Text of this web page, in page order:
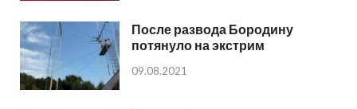
После развода Бородину
потянуло на экстрим
09.08.2021